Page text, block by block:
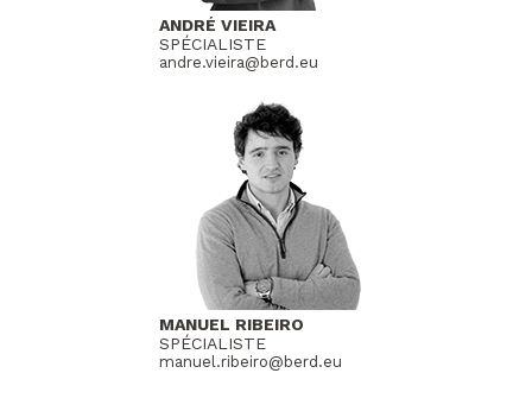
ANDRÉ VIEIRA
SPÉCIALISTE
andre.vieira@berd.eu
MANUEL RIBEIRO
SPÉCIALISTE
manuel.ribeiro@berd.eu